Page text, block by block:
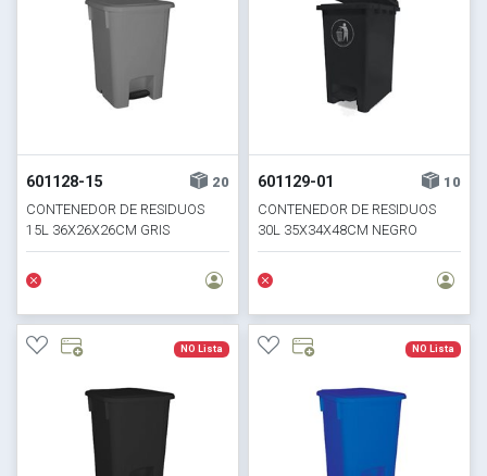
601128-15
20
CONTENEDOR DE RESIDUOS
15L 36X26X26CM GRIS
601129-01
10
CONTENEDOR DE RESIDUOS
30L 35X34X48CM NEGRO
NO Lista NO Lista